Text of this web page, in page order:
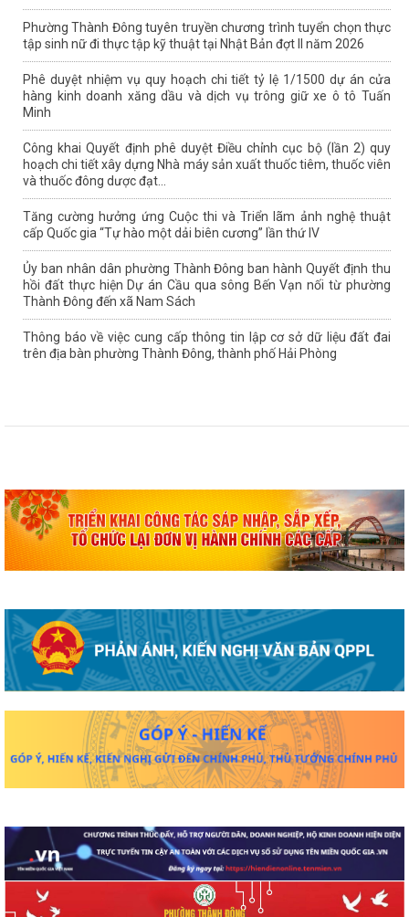
Phường Thành Đông tuyên truyền chương trình tuyển chọn thực
tập sinh nữ đi thực tập kỹ thuật tại Nhật Bản đợt II năm 2026
Phê duyệt nhiệm vụ quy hoạch chi tiết tỷ lệ 1/1500 dự án cửa
hàng kinh doanh xăng dầu và dịch vụ trông giữ xe ô tô Tuấn
Minh
Công khai Quyết định phê duyệt Điều chỉnh cục bộ (lần 2) quy
hoạch chi tiết xây dựng Nhà máy sản xuất thuốc tiêm, thuốc viên
và thuốc đông dược đạt...
Tăng cường hưởng ứng Cuộc thi và Triển lãm ảnh nghệ thuật
cấp Quốc gia “Tự hào một dải biên cương” lần thứ IV
Ủy ban nhân dân phường Thành Đông ban hành Quyết định thu
hồi đất thực hiện Dự án Cầu qua sông Bến Vạn nối từ phường
Thành Đông đến xã Nam Sách
Thông báo về việc cung cấp thông tin lập cơ sở dữ liệu đất đai
trên địa bàn phường Thành Đông, thành phố Hải Phòng